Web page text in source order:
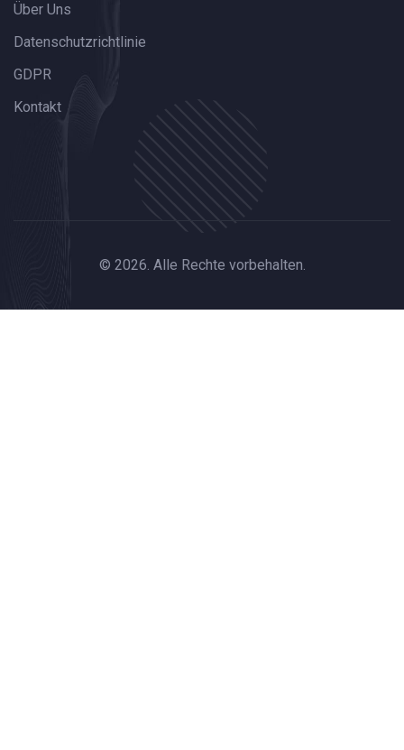
Über Uns
Datenschutzrichtlinie
GDPR
Kontakt
© 2026. Alle Rechte vorbehalten.